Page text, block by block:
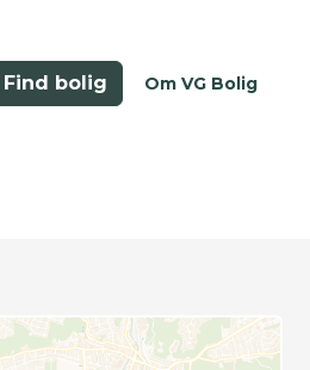
Find bolig Om VG Bolig